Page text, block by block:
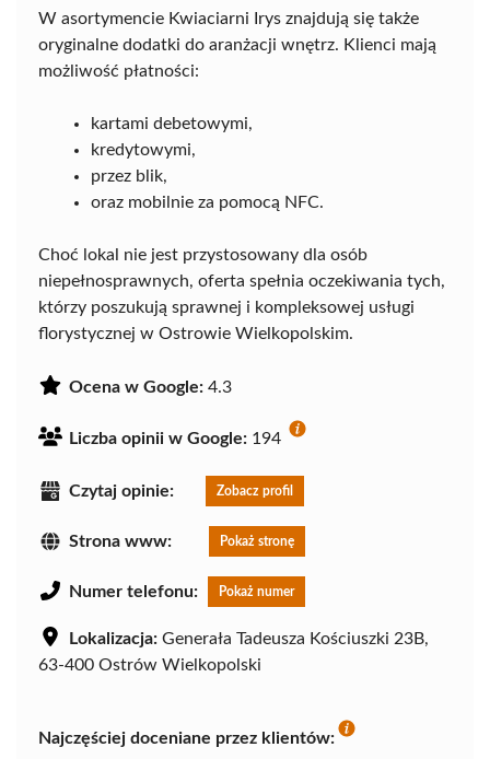
W asortymencie Kwiaciarni Irys znajdują się także
oryginalne dodatki do aranżacji wnętrz. Klienci mają
możliwość płatności:
kartami debetowymi,
kredytowymi,
przez blik,
oraz mobilnie za pomocą NFC.
Choć lokal nie jest przystosowany dla osób
niepełnosprawnych, oferta spełnia oczekiwania tych,
którzy poszukują sprawnej i kompleksowej usługi
florystycznej w Ostrowie Wielkopolskim.
Ocena w Google: 4.3
Liczba opinii w Google: 194
Czytaj opinie: Zobacz profil
Strona www: Pokaż stronę
Numer telefonu: Pokaż numer
Lokalizacja: Generała Tadeusza Kościuszki 23B,
63-400 Ostrów Wielkopolski
Najczęściej doceniane przez klientów: